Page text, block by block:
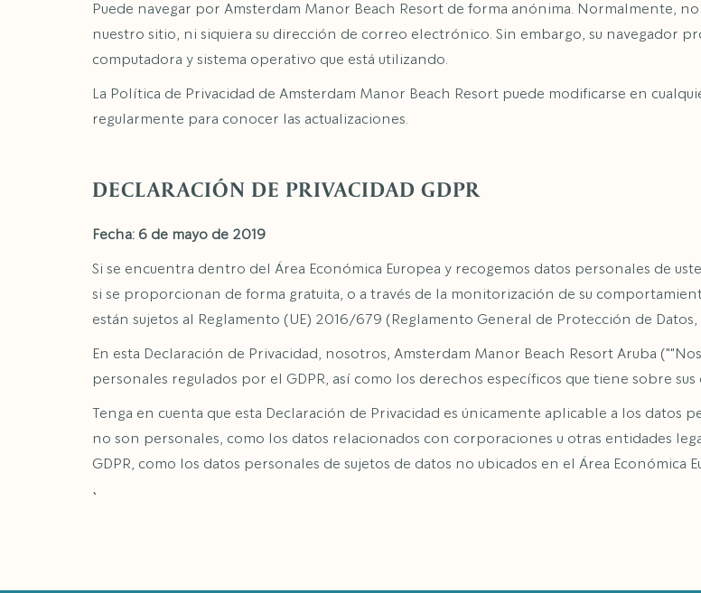
Puede navegar por Amsterdam Manor Beach Resort de forma anónima. Normalmente,
nuestro sitio, ni siquiera su dirección de correo electrónico. Sin embargo, su navegador
computadora y sistema operativo que está utilizando.
La Política de Privacidad de Amsterdam Manor Beach Resort puede modificarse en
regularmente para conocer las actualizaciones.
DECLARACIÓN DE PRIVACIDAD GDPR
Fecha: 6 de mayo de 2019
Si se encuentra dentro del Área Económica Europea y recogemos datos personales de
si se proporcionan de forma gratuita, o a través de la monitorización de su
están sujetos al Reglamento (UE) 2016/679 (Reglamento General de Protección de Datos,
En esta Declaración de Privacidad, nosotros, Amsterdam Manor Beach Resort Aruba
personales regulados por el GDPR, así como los derechos específicos que tiene sobre
Tenga en cuenta que esta Declaración de Privacidad es únicamente aplicable a los datos
no son personales, como los datos relacionados con corporaciones u otras entidades
GDPR, como los datos personales de sujetos de datos no ubicados en el Área Económica